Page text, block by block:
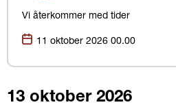
Vi återkommer med tider
Datum:
11 oktober 2026 00.00
13 oktober 2026